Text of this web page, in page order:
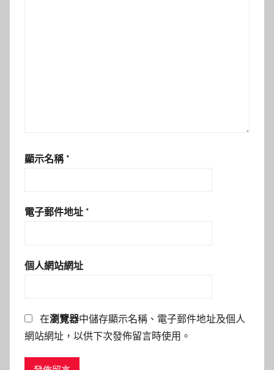
顯示名稱 *
電子郵件地址 *
個人網站網址
在瀏覽器中儲存顯示名稱、電子郵件地址及個人
網站網址，以供下次發佈留言時使用。